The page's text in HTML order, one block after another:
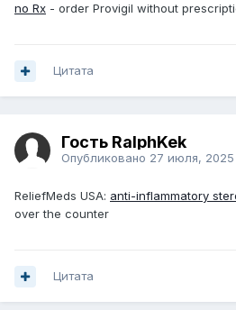
no Rx - order Provigil without
Цитата
Гость RalphKek
Опубликовано 27 июля, 2025
ReliefMeds USA: anti-inflammatory
over the counter
Цитата